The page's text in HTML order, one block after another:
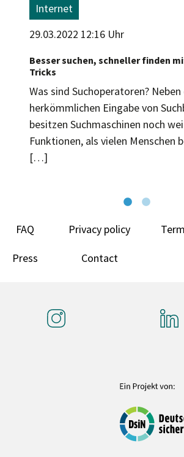
Internet
29.03.2022 12:16 Uhr
Besser suchen, schneller finden
Tricks
Was sind Suchoperatoren?
herkömmlichen Eingabe von
besitzen Suchmaschinen noch
Funktionen, als vielen Menschen
[…]
FAQ Privacy policy
Press Contact